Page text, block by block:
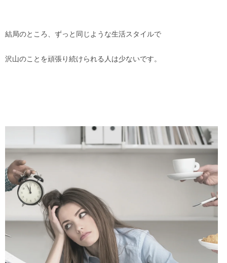
結局のところ、ずっと同じような生活スタイルで
沢山のことを頑張り続けられる人は少ないです。